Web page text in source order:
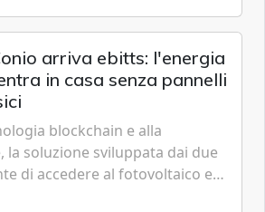
arriva ebitts: l'energia
in casa senza pannelli
blockchain e alla
la soluzione sviluppata dai due
di accedere al fotovoltaico e
risparmi diretti in bolletta,